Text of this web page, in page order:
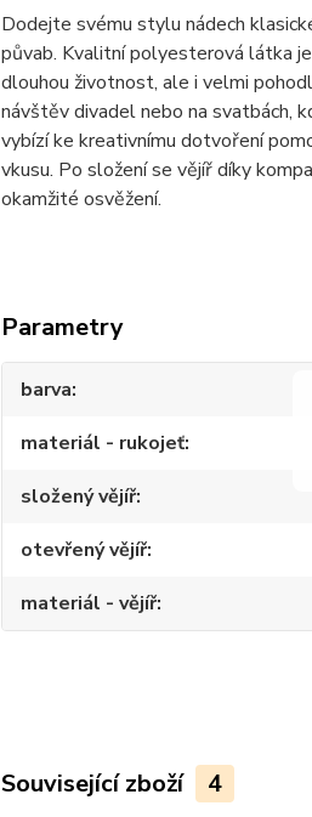
Dodejte svému stylu nádech
půvab. Kvalitní polyesterová látka
dlouhou životnost, ale i velmi
návštěv divadel nebo na svatbách,
vybízí ke kreativnímu dotvoření
vkusu. Po složení se vějíř díky
okamžité osvěžení.
Parametry
barva
materiál - rukojeť
složený vějíř
otevřený vějíř
materiál - vějíř
Související zboží 4